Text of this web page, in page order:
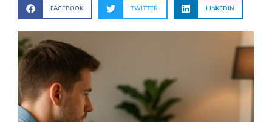
FACEBOOK TWITTER LINKEDIN